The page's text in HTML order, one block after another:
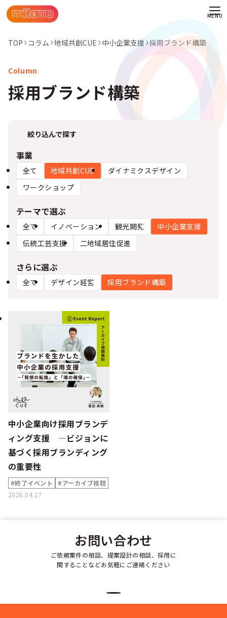
TOP コラム 地域共創CUE 中小企業支援 採用ブランド構築
採用ブランド構築
絞り込んで探す
事業
全て 地域共創CUE
ダイナミクスデザイン
ワークショップ
テーマで選ぶ
全て イノベーション​ 観光開発
中小企業支援
伝統工芸支援
二地域居住促進
さらに選ぶ
全て デザイン経営 採用ブランド構築
中小企業向け採用ブランデ
ィング支援 ―ビジョンに
基づく採用ブランディング
の重要性
#終了イベント
#アーカイブ視聴
2026.04.17
お問い合わせ
ご依頼案件の相談、提案設計の相談、採用に
関することなどお気軽にご連絡ください